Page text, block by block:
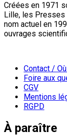
Créées en 1971
Lille, les Presses
nom actuel en
ouvrages
Contact /
Foire aux
CGV
Mentions
RGPD
À paraître